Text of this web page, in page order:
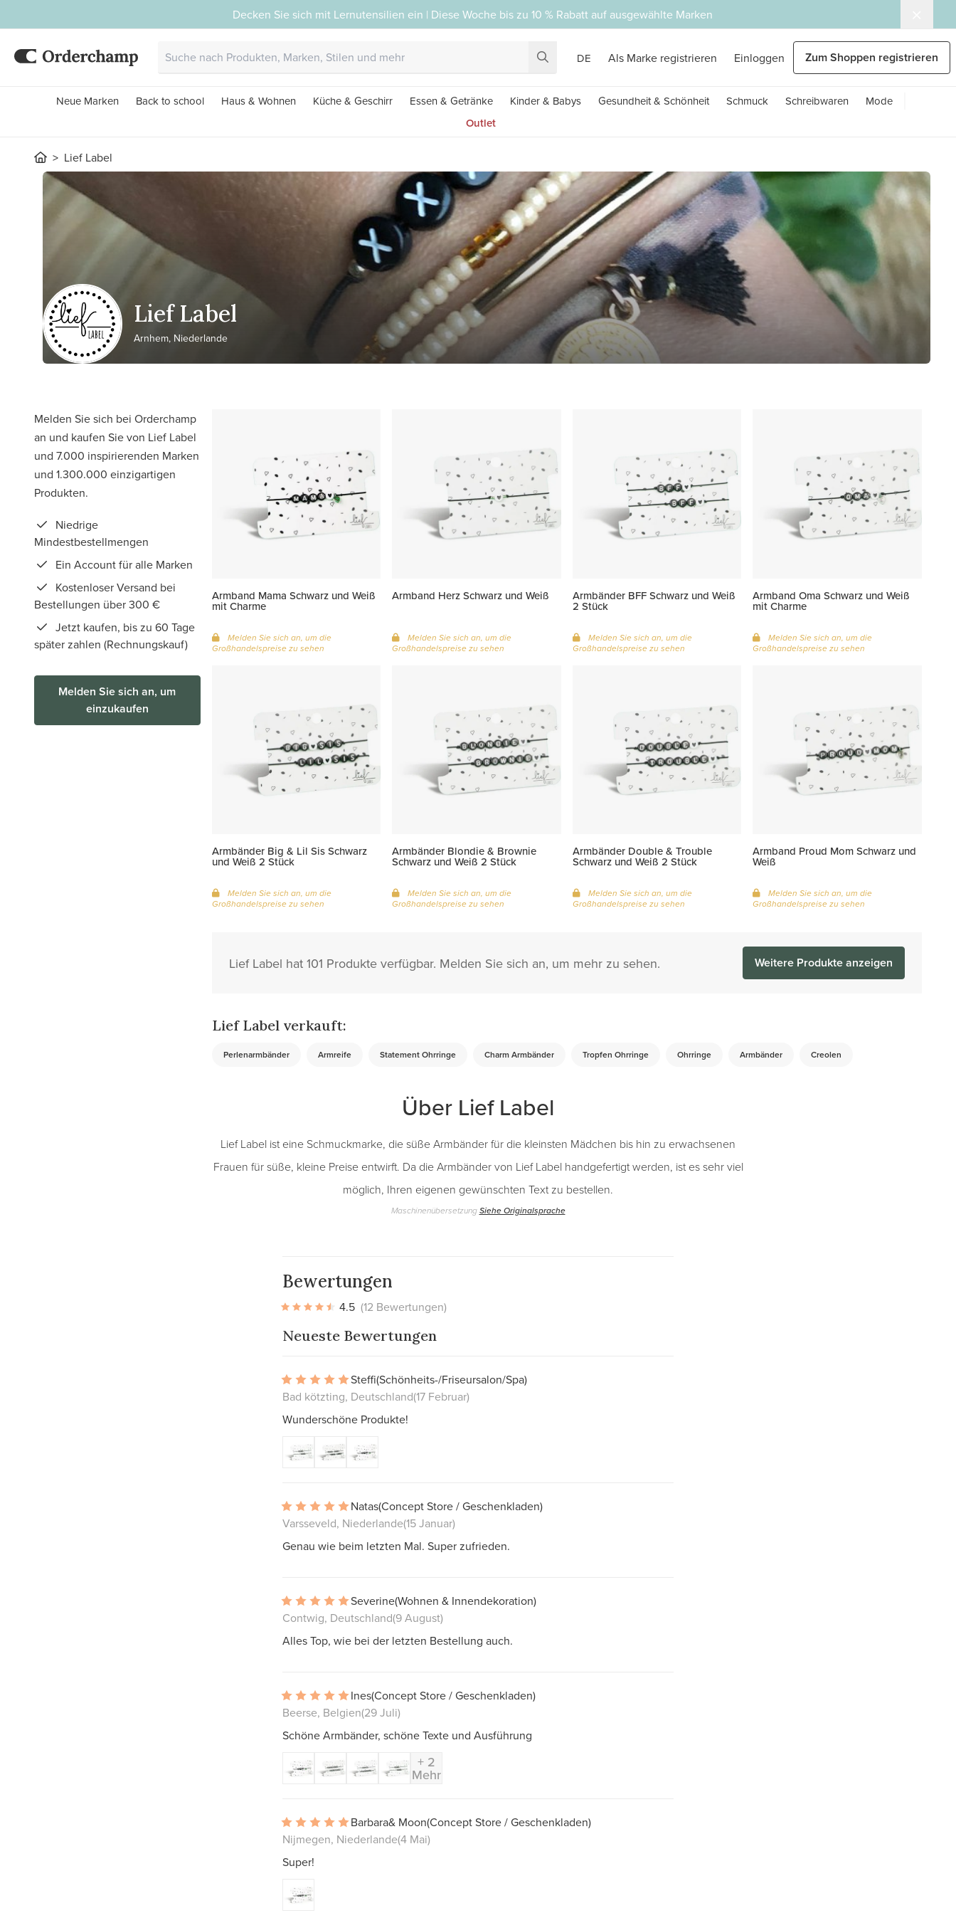
Decken Sie sich mit Lernutensilien ein | Diese Woche bis zu 10 % Rabatt auf ausgewählte Marken
DE Als Marke registrieren Einloggen Zum Shoppen registrieren
Neue Marken Back to school Haus & Wohnen Küche & Geschirr Essen & Getränke Kinder & Babys Gesundheit & Schönheit Schmuck Schreibwaren
Mode
Outlet
Lief Label
Lief Label
Arnhem, Niederlande
Melden Sie sich bei Orderchamp
an und kaufen Sie von Lief Label
und 7.000 inspirierenden Marken
und 1.300.000 einzigartigen
Produkten.
Niedrige
Mindestbestellmengen
Ein Account für alle Marken
Kostenloser Versand bei
Bestellungen über 300 €
Jetzt kaufen, bis zu 60 Tage
später zahlen (Rechnungskauf)
Melden Sie sich an, um
einzukaufen
Armband Mama Schwarz und Weiß
mit Charme
Melden Sie sich an, um die
Großhandelspreise zu sehen
Armband Herz Schwarz und Weiß
Melden Sie sich an, um die
Großhandelspreise zu sehen
Armbänder BFF Schwarz und Weiß
2 Stück
Melden Sie sich an, um die
Großhandelspreise zu sehen
Armband Oma Schwarz und Weiß
mit Charme
Melden Sie sich an, um die
Großhandelspreise zu sehen
Armbänder Big & Lil Sis Schwarz
und Weiß 2 Stück
Melden Sie sich an, um die
Großhandelspreise zu sehen
Armbänder Blondie & Brownie
Schwarz und Weiß 2 Stück
Melden Sie sich an, um die
Großhandelspreise zu sehen
Armbänder Double & Trouble
Schwarz und Weiß 2 Stück
Melden Sie sich an, um die
Großhandelspreise zu sehen
Armband Proud Mom Schwarz und
Weiß
Melden Sie sich an, um die
Großhandelspreise zu sehen
Lief Label hat 101 Produkte verfügbar. Melden Sie sich an, um mehr zu sehen. Weitere Produkte anzeigen
Lief Label verkauft:
Perlenarmbänder Armreife Statement Ohrringe Charm Armbänder Tropfen Ohrringe Ohrringe Armbänder Creolen
Über Lief Label
Lief Label ist eine Schmuckmarke, die süße Armbänder für die kleinsten Mädchen bis hin zu erwachsenen
Frauen für süße, kleine Preise entwirft. Da die Armbänder von Lief Label handgefertigt werden, ist es sehr viel
möglich, Ihren eigenen gewünschten Text zu bestellen.
MaschinenübersetzungSiehe Originalsprache
Bewertungen
4.5 (12 Bewertungen)
Neueste Bewertungen
Steffi(Schönheits-/Friseursalon/Spa)
Bad kötzting, Deutschland(17 Februar)
Wunderschöne Produkte!
Natas(Concept Store / Geschenkladen)
Varsseveld, Niederlande(15 Januar)
Genau wie beim letzten Mal. Super zufrieden.
Severine(Wohnen & Innendekoration)
Contwig, Deutschland(9 August)
Alles Top, wie bei der letzten Bestellung auch.
Ines(Concept Store / Geschenkladen)
Beerse, Belgien(29 Juli)
Schöne Armbänder, schöne Texte und Ausführung
+ 2
Mehr
Barbara& Moon(Concept Store / Geschenkladen)
Nijmegen, Niederlande(4 Mai)
Super!